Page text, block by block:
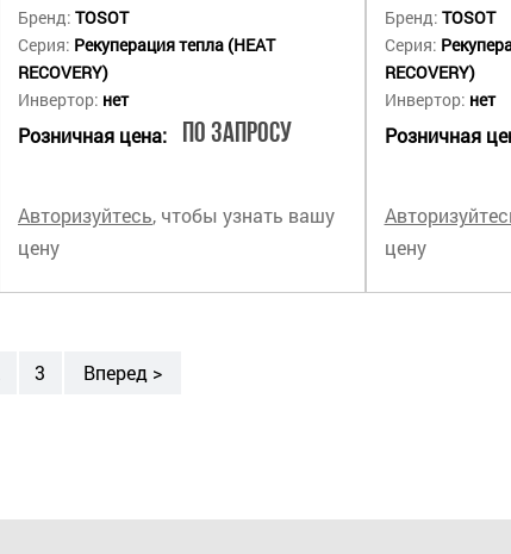
Бренд: TOSOT
Серия: Рекуперация тепла (HEAT
RECOVERY)
Инвертор: нет
Розничная цена: По запросу
Авторизуйтесь, чтобы узнать вашу
цену
Бренд: TOSOT
Серия:
RECOVERY)
Инвертор: нет
Розничная
цену
3 Вперед >